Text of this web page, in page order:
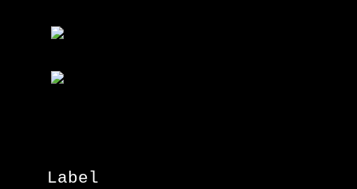
Label